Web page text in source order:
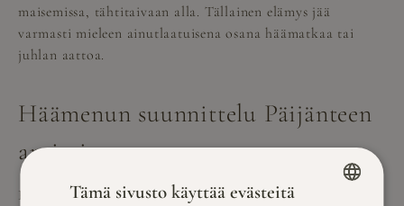
maisemissa, tähtitaivaan alla. Tällainen elämys jää
varmasti mieleen ainutlaatuisena osana häämatkaa tai
juhlan aattoa.
Häämenun suunnittelu Päijänteen
antimista
Keski-Suomen ruokaperinteet ja Päijänteen antimet
Tämä sivusto käyttää evästeitä